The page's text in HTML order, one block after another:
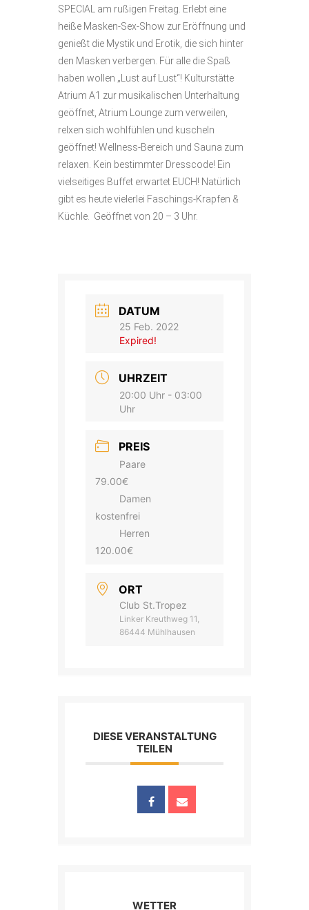
SPECIAL am rußigen Freitag. Erlebt eine
heiße Masken-Sex-Show zur Eröffnung und
genießt die Mystik und Erotik, die sich hinter
den Masken verbergen. Für alle die Spaß
haben wollen „Lust auf Lust“! Kulturstätte
Atrium A1 zur musikalischen Unterhaltung
geöffnet, Atrium Lounge zum verweilen,
relxen sich wohlfühlen und kuscheln
geöffnet! Wellness-Bereich und Sauna zum
relaxen. Kein bestimmter Dresscode! Ein
vielseitiges Buffet erwartet EUCH! Natürlich
gibt es heute vielerlei Faschings-Krapfen &
Küchle. Geöffnet von 20 – 3 Uhr.
DATUM
25 Feb. 2022
Expired!
UHRZEIT
20:00 Uhr - 03:00
Uhr
PREIS
Paare
79.00€
Damen
kostenfrei
Herren
120.00€
ORT
Club St.Tropez
Linker Kreuthweg 11,
86444 Mühlhausen
DIESE VERANSTALTUNG
TEILEN
WETTER